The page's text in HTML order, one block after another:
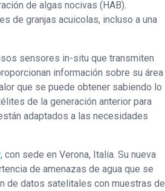
de algas nocivas (HAB).
de granjas acuicolas, incluso a una
sensores in-situ que transmiten
información sobre su área
que se puede obtener sabiendo lo
de la generación anterior para
adaptados a las necesidades
, con sede en Verona, Italia. Su nueva
de amenazas de agua que se
de datos satelitales con muestras de